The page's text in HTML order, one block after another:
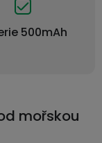
500mAh
mořskou